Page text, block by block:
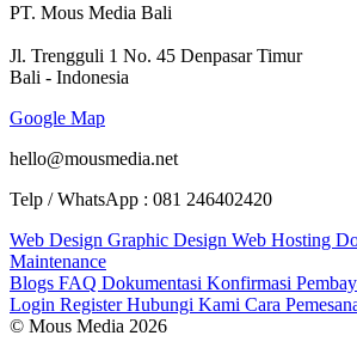
PT. Mous Media Bali
Jl. Trengguli 1 No. 45 Denpasar Timur
Bali - Indonesia
Google Map
hello@mousmedia.net
Telp / WhatsApp : 081 246402420
Web Design Graphic Design Web Hosting
Maintenance
Blogs FAQ Dokumentasi Konfirmasi
Login RegisterHubungi Kami Cara
© Mous Media 2026